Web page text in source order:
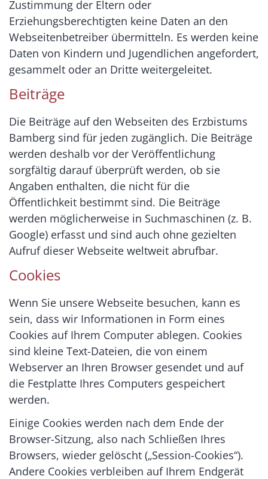
Zustimmung der Eltern oder
Erziehungsberechtigten keine Daten an den
Webseitenbetreiber übermitteln. Es werden keine
Daten von Kindern und Jugendlichen angefordert,
gesammelt oder an Dritte weitergeleitet.
Beiträge
Die Beiträge auf den Webseiten des Erzbistums
Bamberg sind für jeden zugänglich. Die Beiträge
werden deshalb vor der Veröffentlichung
sorgfältig darauf überprüft werden, ob sie
Angaben enthalten, die nicht für die
Öffentlichkeit bestimmt sind. Die Beiträge
werden möglicherweise in Suchmaschinen (z. B.
Google) erfasst und sind auch ohne gezielten
Aufruf dieser Webseite weltweit abrufbar.
Cookies
Wenn Sie unsere Webseite besuchen, kann es
sein, dass wir Informationen in Form eines
Cookies auf Ihrem Computer ablegen. Cookies
sind kleine Text-Dateien, die von einem
Webserver an Ihren Browser gesendet und auf
die Festplatte Ihres Computers gespeichert
werden.
Einige Cookies werden nach dem Ende der
Browser-Sitzung, also nach Schließen Ihres
Browsers, wieder gelöscht („Session-Cookies“).
Andere Cookies verbleiben auf Ihrem Endgerät